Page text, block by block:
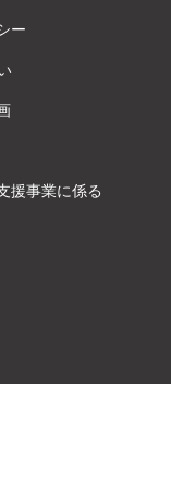
ー
援事業に係る